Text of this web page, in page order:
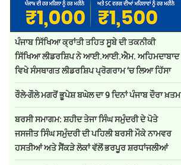
ਪੰਜਾਬ ਸਿੱਖਿਆ ਕ੍ਰਾਂਤੀ ਤਹਿਤ ਸੂਬੇ ਦੀ ਤਕਨੀਕੀ
ਸਿੱਖਿਆ ਲੀਡਰਸ਼ਿਪ ਨੇ ਆਈ.ਆਈ.ਐਮ. ਅਹਿਮਦਾਬਾਦ
ਵਿਖੇ ਸੰਸਥਾਗਤ ਲੀਡਰਸ਼ਿਪ ਪ੍ਰੋਗਰਾਮ ‘ਚ ਲਿਆ ਹਿੱਸਾ
ਰੌਲੇ-ਗੌਲੇ ਮਗਰੋਂ ਭੂਪੇਸ਼ ਬਘੇਲ ਦਾ 9 ਦਿਨਾਂ ਪੰਜਾਬ ਦੌਰਾ ਖ਼ਤਮ
ਬਰਸੀ ਸਮਾਗਮ: ਸ਼ਹੀਦ ਤੇਜਾ ਸਿੰਘ ਸਮੁੰਦਰੀ ਦੇ ਪੋਤੇ
ਜਸਜੀਤ ਸਿੰਘ ਸਮੁੰਦਰੀ ਦੀ ਪਹਿਲੀ ਬਰਸੀ ਮੌਕੇ ਨਾਮਵਰ
ਹਸਤੀਆਂ ਅਤੇ ਸੈਂਕੜੇ ਲੋਕਾਂ ਵੱਲੋਂ ਭਰਪੂਰ ਸ਼ਰਧਾਂਜਲੀਆਂ